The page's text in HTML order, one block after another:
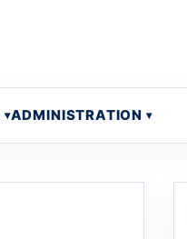
ADMINISTRATION